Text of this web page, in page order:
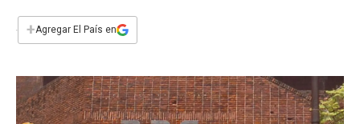
e
b
k
s
p
t
n
i
l
+Agregar El País en